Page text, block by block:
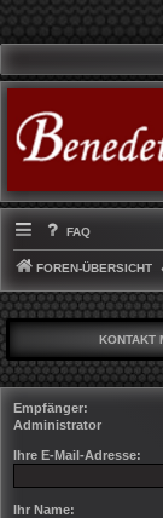
FAQ
FOREN-ÜBERSICHT
KONTAKT
Empfänger:
Administrator
Ihre E-Mail-Adresse:
Ihr Name: